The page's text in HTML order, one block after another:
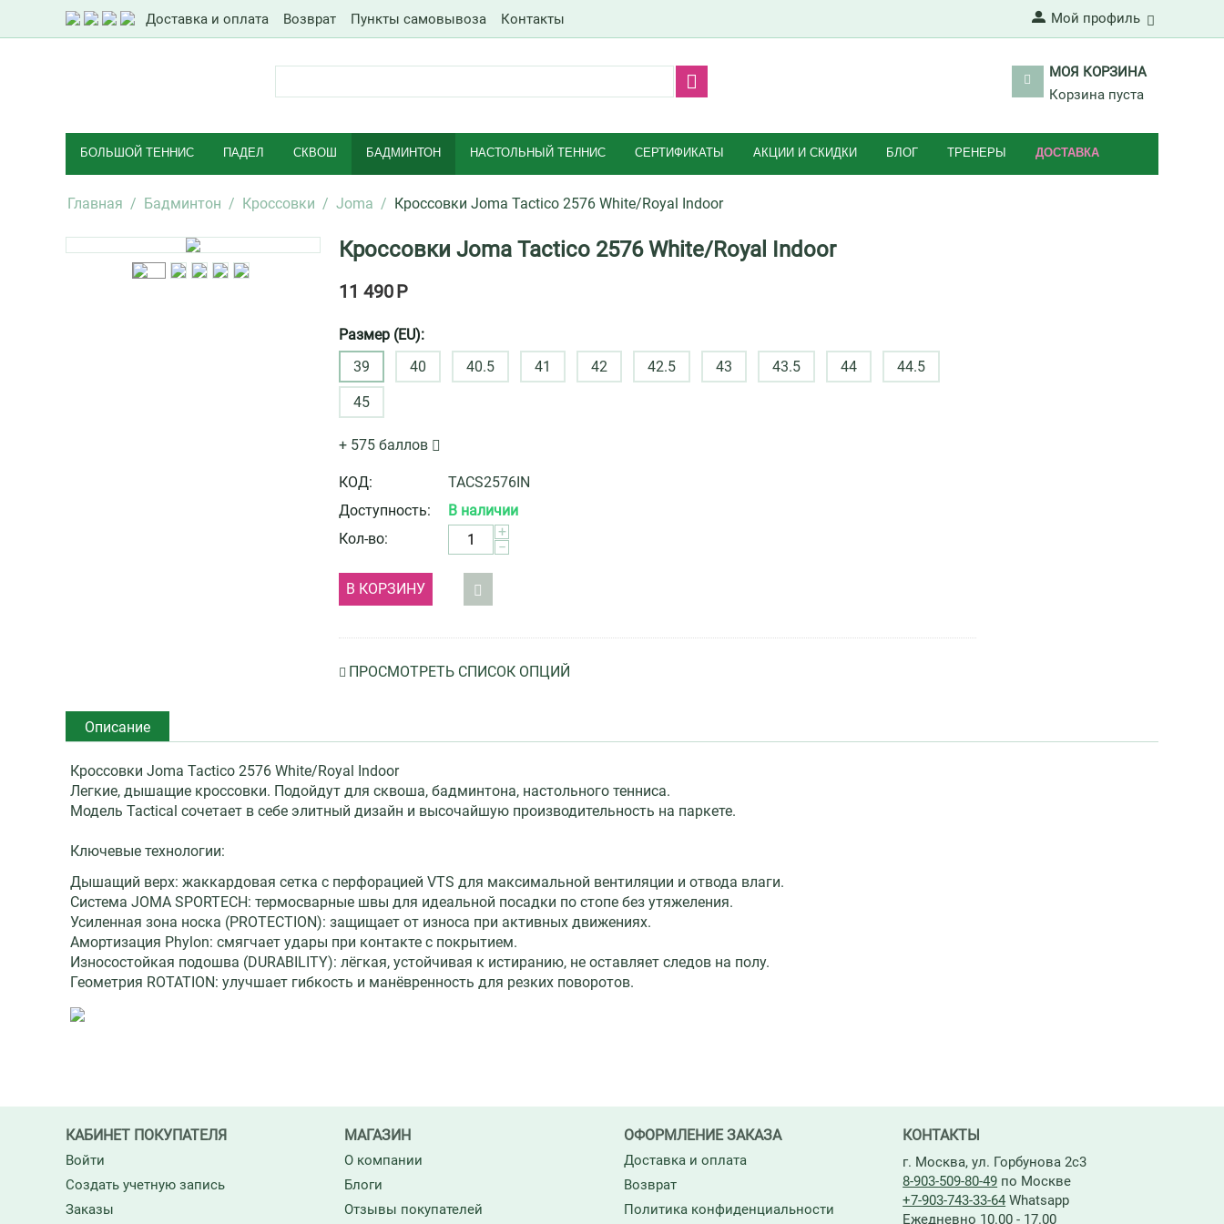
Доставка и оплата Возврат Пункты самовывоза Контакты Мой профиль
МОЯ КОРЗИНА
Корзина пуста
БОЛЬШОЙ ТЕННИС ПАДЕЛ СКВОШ БАДМИНТОН НАСТОЛЬНЫЙ ТЕННИС СЕРТИФИКАТЫ АКЦИИ И СКИДКИ БЛОГ ТРЕНЕРЫ ДОСТАВКА
Главная / Бадминтон / Кроссовки / Joma / Кроссовки Joma Tactico 2576 White/Royal Indoor
Кроссовки Joma Tactico 2576 White/Royal Indoor
11 490Р
Размер (EU):
39
40 40.5 41 42 42.5 43 43.5 44 44.5
45
+ 575 баллов
КОД:
TACS2576IN
Доступность:
В наличии
Кол-во:
+
−
В КОРЗИНУ
ПРОСМОТРЕТЬ СПИСОК ОПЦИЙ
Описание
Кроссовки Joma Tactico 2576 White/Royal Indoor
Легкие, дышащие кроссовки. Подойдут для сквоша, бадминтона, настольного тенниса.
Модель Tactical сочетает в себе элитный дизайн и высочайшую производительность на паркете.
Ключевые технологии:
Дышащий верх: жаккардовая сетка с перфорацией VTS для максимальной вентиляции и отвода влаги.
Система JOMA SPORTECH: термосварные швы для идеальной посадки по стопе без утяжеления.
Усиленная зона носка (PROTECTION): защищает от износа при активных движениях.
Амортизация Phylon: смягчает удары при контакте с покрытием.
Износостойкая подошва (DURABILITY): лёгкая, устойчивая к истиранию, не оставляет следов на полу.
Геометрия ROTATION: улучшает гибкость и манёвренность для резких поворотов.
КАБИНЕТ ПОКУПАТЕЛЯ
Войти
Создать учетную запись
Заказы
МАГАЗИН
О компании
Блоги
Отзывы покупателей
ОФОРМЛЕНИЕ ЗАКАЗА
Доставка и оплата
Возврат
Политика конфиденциальности
КОНТАКТЫ
г. Москва, ул. Горбунова 2с3
8-903-509-80-49 по Москве
+7-903-743-33-64 Whatsapp
Ежедневно 10.00 - 17.00